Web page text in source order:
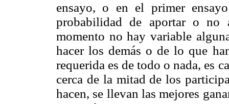
ensayo, o en el primer
probabilidad de aportar o no
momento no hay variable
hacer los demás o de lo que
requerida es de todo o nada, es
cerca de la mitad de los
hacen, se llevan las mejores